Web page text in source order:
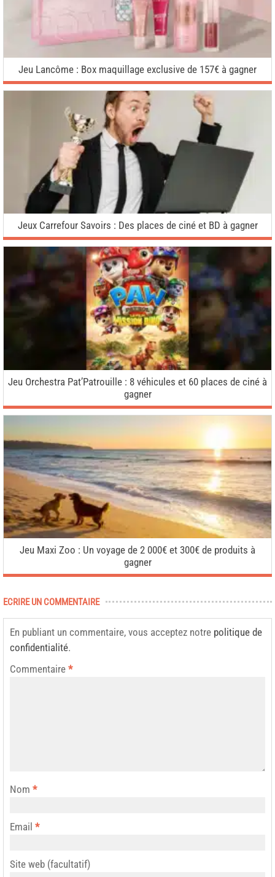
Jeu Lancôme : Box maquillage exclusive de 157€ à gagner
Jeux Carrefour Savoirs : Des places de ciné et BD à gagner
Jeu Orchestra Pat’Patrouille : 8 véhicules et 60 places de ciné à
gagner
Jeu Maxi Zoo : Un voyage de 2 000€ et 300€ de produits à
gagner
ECRIRE UN COMMENTAIRE
En publiant un commentaire, vous acceptez notre politique de
confidentialité.
Commentaire *
Nom *
Email *
Site web (facultatif)